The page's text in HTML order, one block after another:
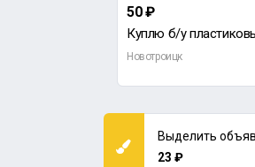
50 ₽
Куплю б/у
Новотроицк
Выделить
23 ₽